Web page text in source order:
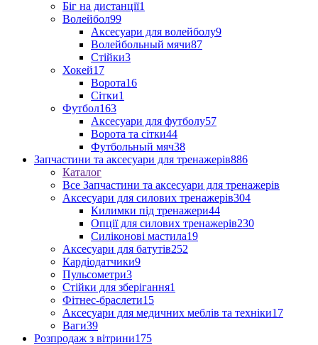
Біг на дистанції1
Волейбол99
Аксесуари для волейболу9
Волейбольный мячи87
Стійки3
Хокей17
Ворота16
Сітки1
Футбол163
Аксесуари для футболу57
Ворота та сітки44
Футбольный мяч38
Запчастини та аксесуари для тренажерів886
Каталог
Все Запчастини та аксесуари для тренажерів
Аксесуари для силових тренажерів304
Килимки під тренажери44
Опції для силових тренажерів230
Силіконові мастила19
Аксесуари для батутів252
Кардіодатчики9
Пульсометри3
Стійки для зберігання1
Фітнес-браслети15
Аксесуари для медичних меблів та техніки17
Ваги39
Розпродаж з вітрини175